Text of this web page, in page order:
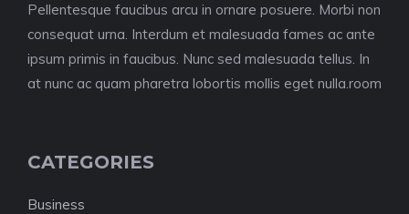
Pellentesque faucibus arcu in ornare posuere. Morbi non
consequat urna. Interdum et malesuada fames ac ante
ipsum primis in faucibus. Nunc sed malesuada tellus. In
at nunc ac quam pharetra lobortis mollis eget nulla.room
CATEGORIES
Business